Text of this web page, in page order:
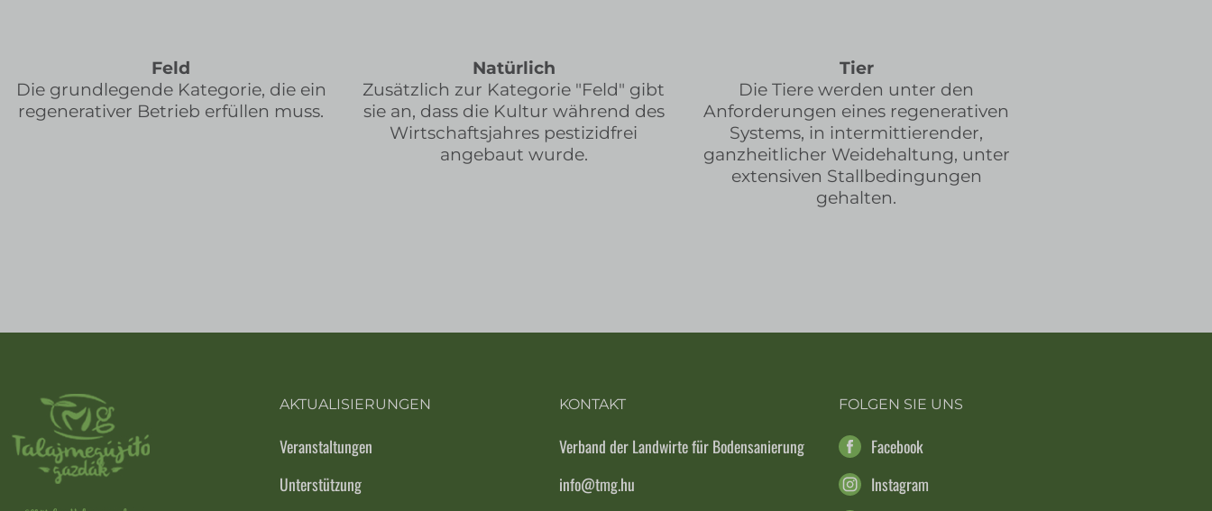
Feld
Die grundlegende Kategorie, die ein
regenerativer Betrieb erfüllen muss.
Natürlich
Zusätzlich zur Kategorie "Feld" gibt
sie an, dass die Kultur während des
Wirtschaftsjahres pestizidfrei
angebaut wurde.
Tier
Die Tiere werden unter den
Anforderungen eines regenerativen
Systems, in intermittierender,
ganzheitlicher Weidehaltung, unter
extensiven Stallbedingungen
gehalten.
AKTUALISIERUNGEN
Veranstaltungen
Unterstützung
KONTAKT
Verband der Landwirte für Bodensanierung
info@tmg.hu
FOLGEN SIE UNS
Facebook
Instagram